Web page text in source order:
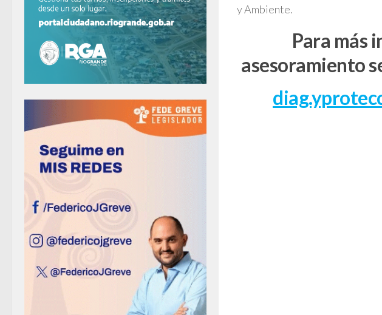
y Ambiente.
Para más
asesoramiento